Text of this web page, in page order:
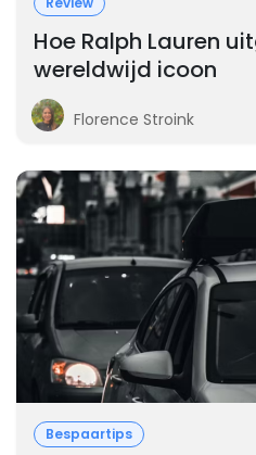
Hoe Ralph Lauren
wereldwijd icoon
Florence Stroink
Bespaartips